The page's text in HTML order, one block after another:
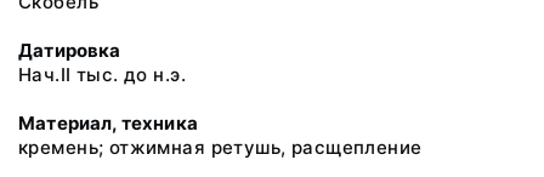
Датировка
Нач.II тыс. до н.э.
Материал, техника
кремень; отжимная ретушь, расщепление